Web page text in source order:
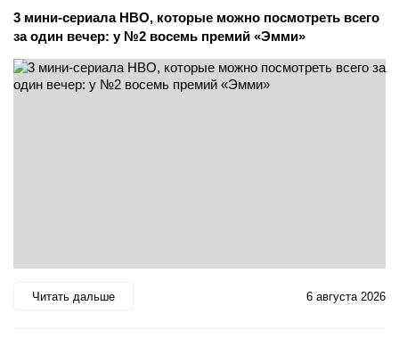
3 мини-сериала HBO, которые можно посмотреть всего
за один вечер: у №2 восемь премий «Эмми»
Читать дальше 6 августа 2026